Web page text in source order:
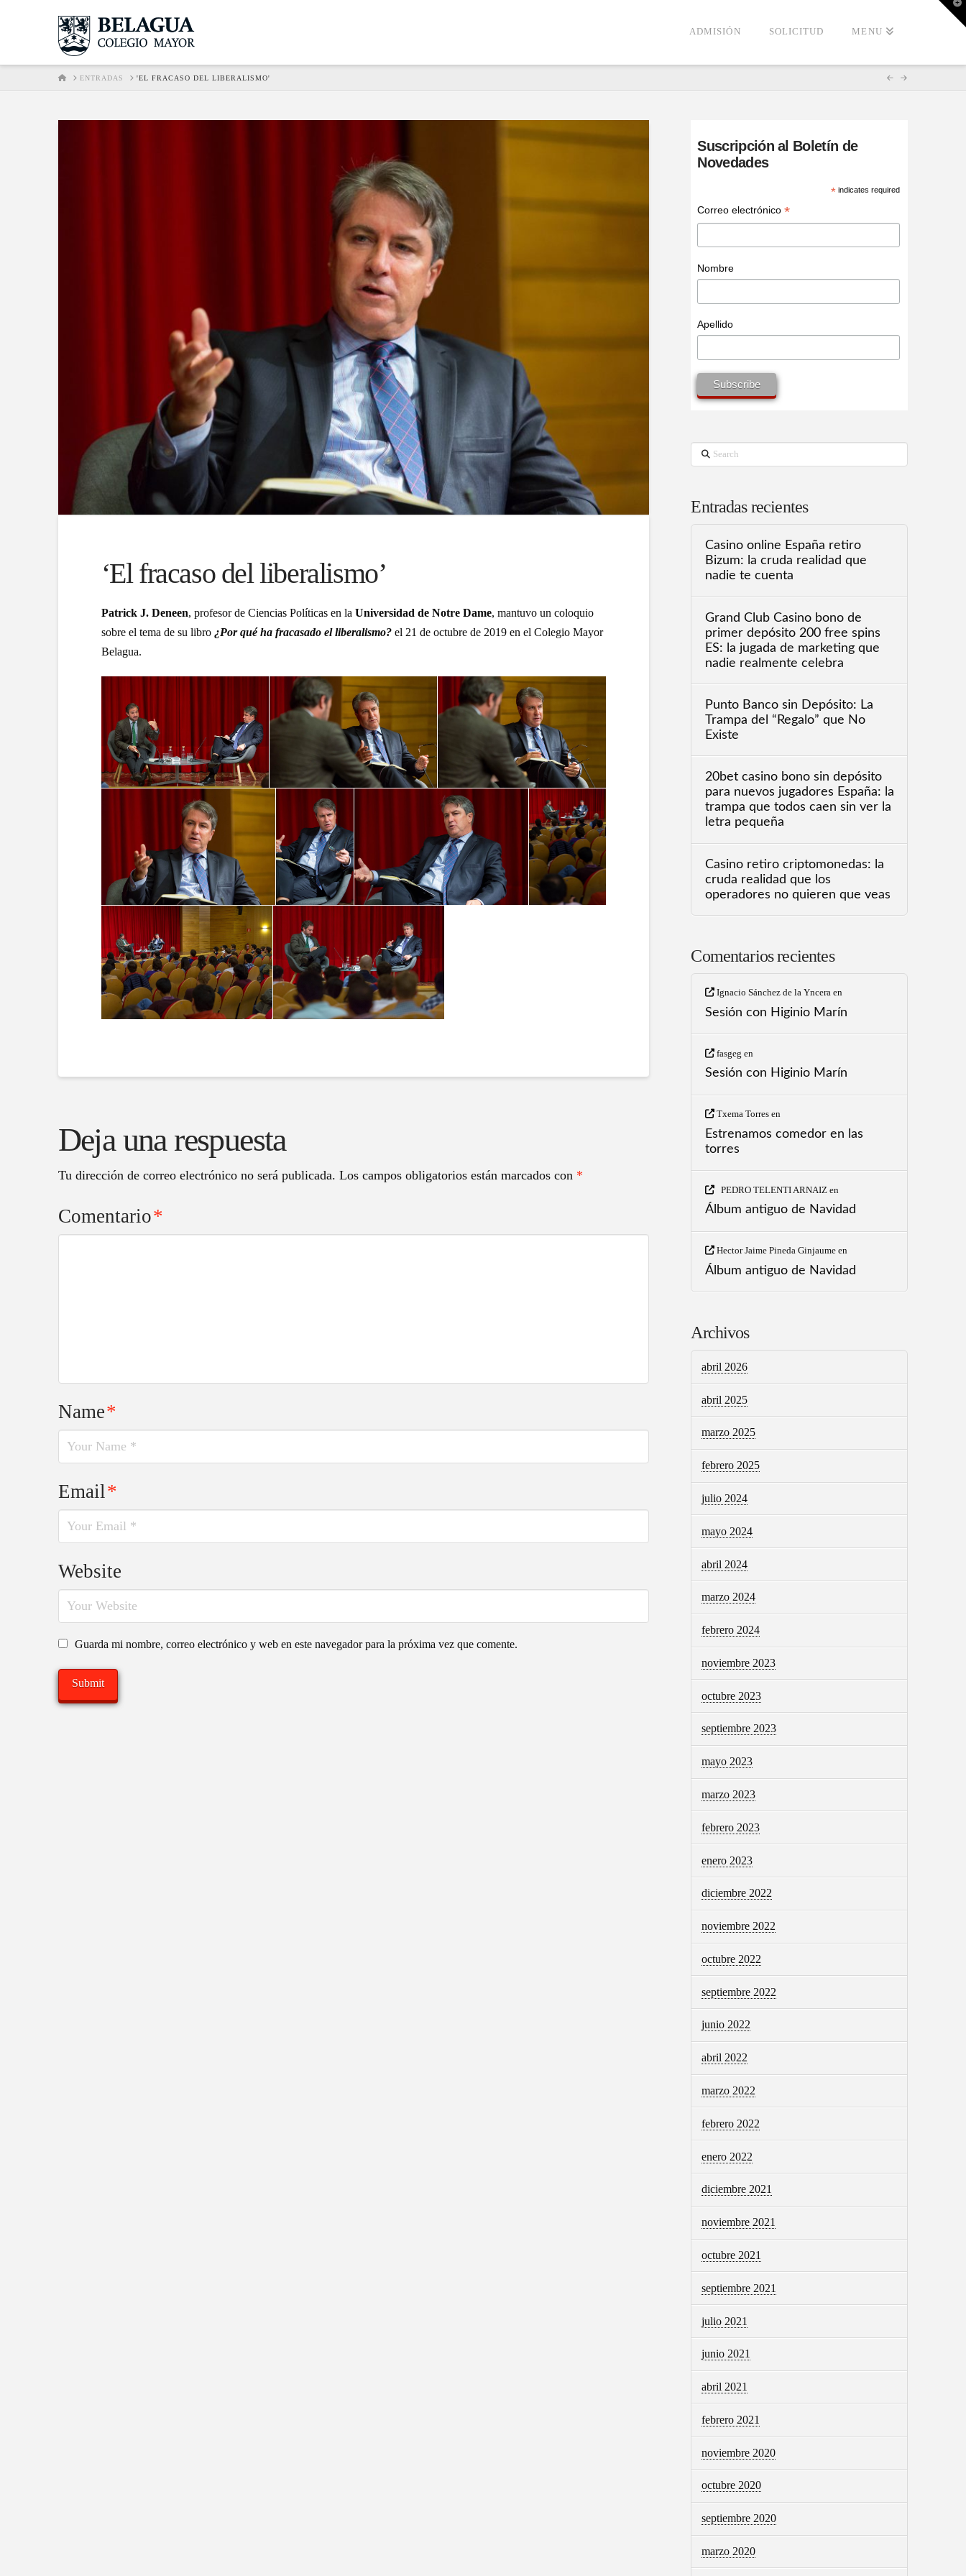
ADMISIÓN SOLICITUD MENU
HOMEENTRADAS 'EL FRACASO DEL LIBERALISMO'
‘El fracaso del liberalismo’
Patrick J. Deneen, profesor de Ciencias Políticas en la Universidad de Notre Dame, mantuvo un coloquio
sobre el tema de su libro ¿Por qué ha fracasado el liberalismo? el 21 de octubre de 2019 en el Colegio Mayor
Belagua.
Deja una respuesta
Tu dirección de correo electrónico no será publicada. Los campos obligatorios están marcados con *
Comentario*
Name*
Email*
Website
Guarda mi nombre, correo electrónico y web en este navegador para la próxima vez que comente.
Suscripción al Boletín de
Novedades
*indicates required
Correo electrónico*
Nombre
Apellido
Search
Entradas recientes
Casino online España retiro
Bizum: la cruda realidad que
nadie te cuenta
Grand Club Casino bono de
primer depósito 200 free spins
ES: la jugada de marketing que
nadie realmente celebra
Punto Banco sin Depósito: La
Trampa del “Regalo” que No
Existe
20bet casino bono sin depósito
para nuevos jugadores España: la
trampa que todos caen sin ver la
letra pequeña
Casino retiro criptomonedas: la
cruda realidad que los
operadores no quieren que veas
Comentarios recientes
Ignacio Sánchez de la Yncera en
Sesión con Higinio Marín
fasgeg en
Sesión con Higinio Marín
Txema Torres en
Estrenamos comedor en las
torres
PEDRO TELENTI ARNAIZen
Álbum antiguo de Navidad
Hector Jaime Pineda Ginjaume en
Álbum antiguo de Navidad
Archivos
abril 2026
abril 2025
marzo 2025
febrero 2025
julio 2024
mayo 2024
abril 2024
marzo 2024
febrero 2024
noviembre 2023
octubre 2023
septiembre 2023
mayo 2023
marzo 2023
febrero 2023
enero 2023
diciembre 2022
noviembre 2022
octubre 2022
septiembre 2022
junio 2022
abril 2022
marzo 2022
febrero 2022
enero 2022
diciembre 2021
noviembre 2021
octubre 2021
septiembre 2021
julio 2021
junio 2021
abril 2021
febrero 2021
noviembre 2020
octubre 2020
septiembre 2020
marzo 2020